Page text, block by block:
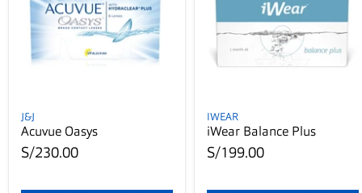
J&J
Acuvue Oasys
S/230.00
IWEAR
iWear Balance Plus
S/199.00